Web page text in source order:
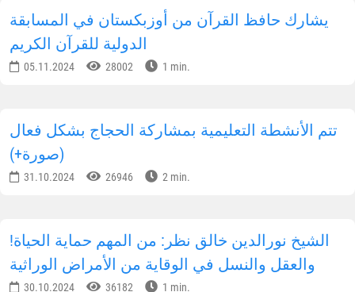
يشارك حافظ القرآن من أوزبكستان في المسابقة
الدولية للقرآن الكريم
05.11.2024 28002 1 min.
تتم الأنشطة التعليمية بمشاركة الحجاج بشكل فعال
(صورة+)
31.10.2024 26946 2 min.
!الشيخ نورالدين خالق نظر: من المهم حماية الحياة
والعقل والنسل في الوقاية من الأمراض الوراثية
30.10.2024 36182 1 min.